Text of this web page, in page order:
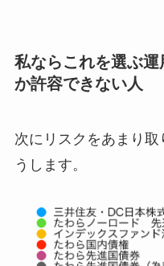
私ならこれを選ぶ
か許容できない人
次にリスクをあまり
うします。